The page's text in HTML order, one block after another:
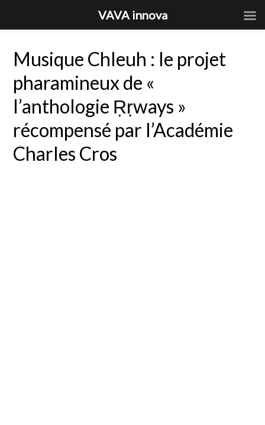
Musique Chleuh : le projet
pharamineux de «
l’anthologie Ṛṛways »
récompensé par l’Académie
Charles Cros
VAVA innova